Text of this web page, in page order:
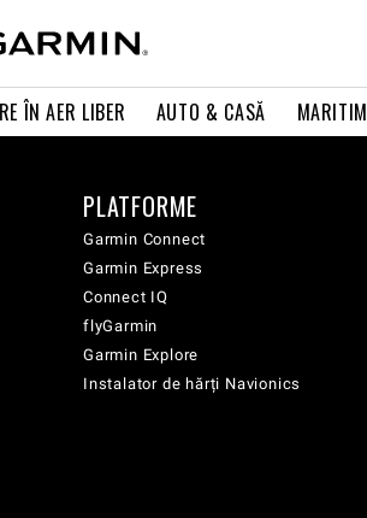
ÎN AER LIBER AUTO & CASĂ MARITIM
PLATFORME
Garmin Connect
Garmin Express
Connect IQ
flyGarmin
Garmin Explore
Instalator de hărți Navionics